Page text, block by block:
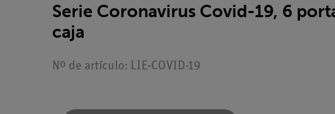
Serie Coronavirus Covid-19, 6
caja
Nº de artículo: LIE-COVID-19